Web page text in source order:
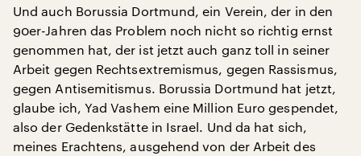
Und auch Borussia Dortmund, ein Verein, der in den
90er-Jahren das Problem noch nicht so richtig ernst
genommen hat, der ist jetzt auch ganz toll in seiner
Arbeit gegen Rechtsextremismus, gegen Rassismus,
gegen Antisemitismus. Borussia Dortmund hat jetzt,
glaube ich, Yad Vashem eine Million Euro gespendet,
also der Gedenkstätte in Israel. Und da hat sich,
meines Erachtens, ausgehend von der Arbeit des